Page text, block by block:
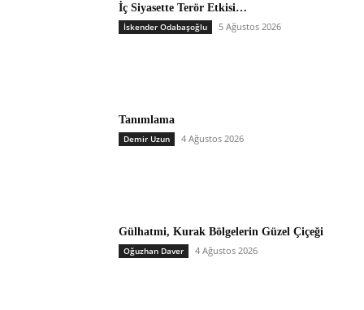
İç Siyasette Terör Etkisi…
İskender Odabaşoğlu 5 Ağustos 2026
Tanımlama
Demir Uzun 4 Ağustos 2026
Gülhatmi, Kurak Bölgelerin Güzel Çiçeği
Oğuzhan Daver 4 Ağustos 2026